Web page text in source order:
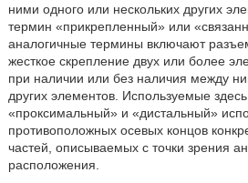
ними одного или нескольких других
термин «прикрепленный» или
аналогичные термины включают
жесткое скрепление двух или более
при наличии или без наличия между
других элементов. Используемые
«проксимальный» и «дистальный»
противоположных осевых концов
частей, описываемых с точки зрения
расположения.